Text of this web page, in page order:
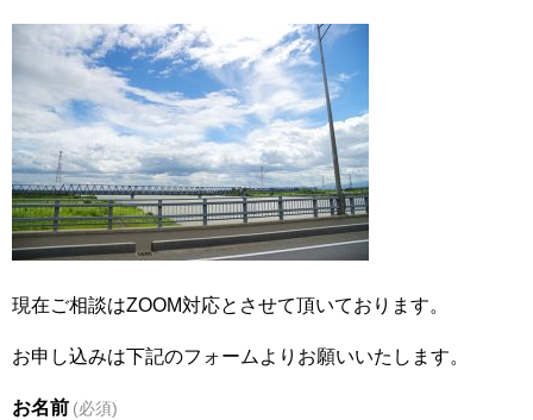
現在ご相談はZOOM対応とさせて頂いております。
お申し込みは下記のフォームよりお願いいたします。
お名前 (必須)